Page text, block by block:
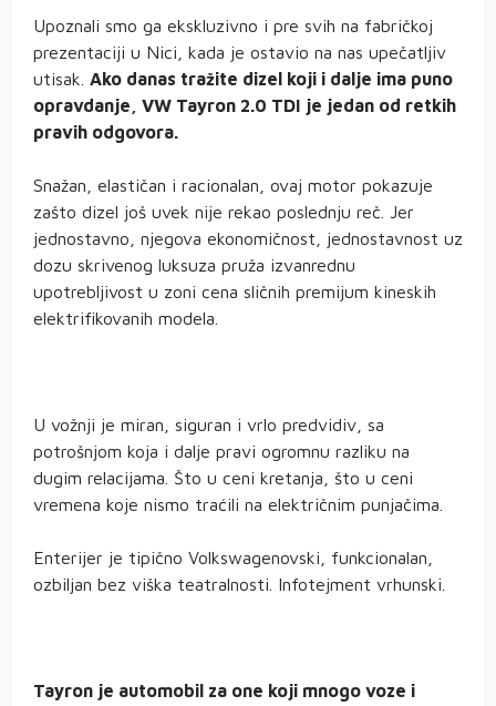
Upoznali smo ga ekskluzivno i pre svih na fabričkoj
prezentaciji u Nici, kada je ostavio na nas upečatljiv
utisak. Ako danas tražite dizel koji i dalje ima puno
opravdanje, VW Tayron 2.0 TDI je jedan od retkih
pravih odgovora.
Snažan, elastičan i racionalan, ovaj motor pokazuje
zašto dizel još uvek nije rekao poslednju reč. Jer
jednostavno, njegova ekonomičnost, jednostavnost uz
dozu skrivenog luksuza pruža izvanrednu
upotrebljivost u zoni cena sličnih premijum kineskih
elektrifikovanih modela.
U vožnji je miran, siguran i vrlo predvidiv, sa
potrošnjom koja i dalje pravi ogromnu razliku na
dugim relacijama. Što u ceni kretanja, što u ceni
vremena koje nismo traćili na električnim punjačima.
Enterijer je tipično Volkswagenovski, funkcionalan,
ozbiljan bez viška teatralnosti. Infotejment vrhunski.
Tayron je automobil za one koji mnogo voze i